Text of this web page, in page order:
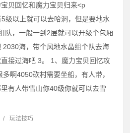
贝回忆和魔力宝贝归来˂p
级以上就可以去哈洞，但是要地水
队，一般一到2层就可以开级个包厢
2030海，带个风地水晶组个队去海
接过海吧 3。 1、魔力宝贝回忆攻
啊4050砍村需要坐船，有人带，
有人带雪山你40级你就可以去雪
/ 玩法技巧